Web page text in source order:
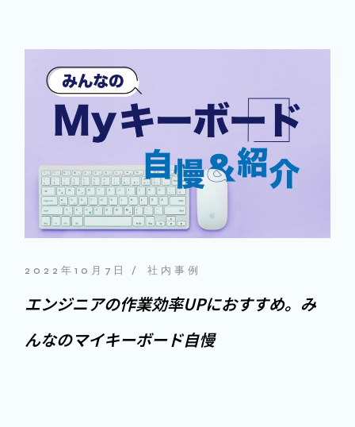
2022年10月7日 社内事例
エンジニアの作業効率UPにおすすめ。み
んなのマイキーボード自慢